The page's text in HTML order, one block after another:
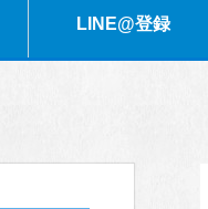
LINE@登録